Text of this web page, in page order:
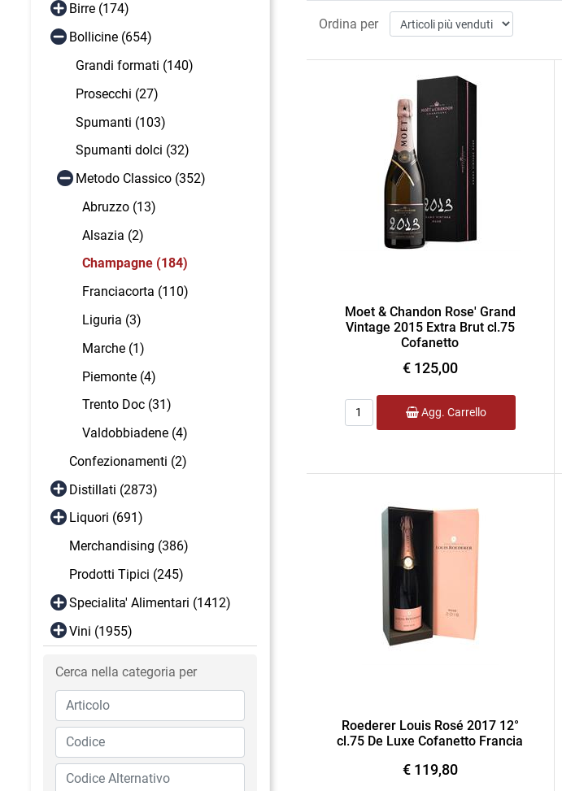
Birre (174)
Bollicine (654)
Grandi formati (140)
Prosecchi (27)
Spumanti (103)
Spumanti dolci (32)
Metodo Classico (352)
Abruzzo (13)
Alsazia (2)
Champagne (184)
Franciacorta (110)
Liguria (3)
Marche (1)
Piemonte (4)
Trento Doc (31)
Valdobbiadene (4)
Confezionamenti (2)
Distillati (2873)
Liquori (691)
Merchandising (386)
Prodotti Tipici (245)
Specialita' Alimentari (1412)
Vini (1955)
Cerca nella categoria per
Ordina per
Moet & Chandon Rose' Grand
Vintage 2015 Extra Brut cl.75
Cofanetto
€ 125,00
Quantità
Agg. Carrello
Roederer Louis Rosé 2017 12°
cl.75 De Luxe Cofanetto Francia
€ 119,80